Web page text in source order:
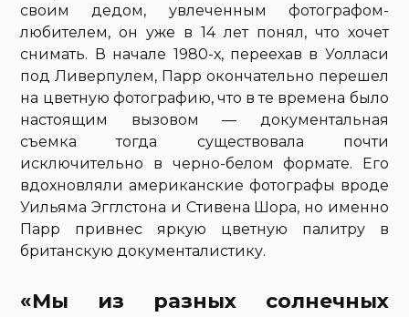
своим дедом, увлеченным фотографом-
любителем, он уже в 14 лет понял, что хочет
снимать. В начале 1980-х, переехав в Уолласи
под Ливерпулем, Парр окончательно перешел
на цветную фотографию, что в те времена было
настоящим вызовом — документальная
съемка тогда существовала почти
исключительно в черно-белом формате. Его
вдохновляли американские фотографы вроде
Уильяма Эгглстона и Стивена Шора, но именно
Парр привнес яркую цветную палитру в
британскую документалистику.
«Мы из разных солнечных